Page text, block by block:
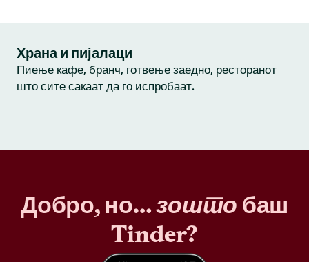
Храна и пијалаци
Пиење кафе, бранч, готвење заедно, ресторанот
што сите сакаат да го испробаат.
Добро, но…зошто баш
Tinder?